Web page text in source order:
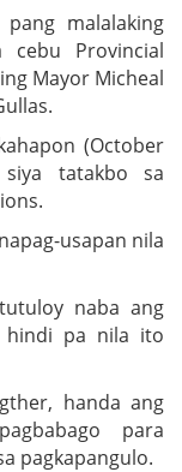
malalaking
Provincial
Mayor Micheal
(October
tatakbo sa
usapan nila
naba ang
hindi pa nila ito
handa ang
para
pagkapangulo.